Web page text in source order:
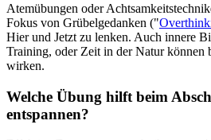
Atemübungen oder
Fokus von Grübelgedanken ("
Hier und Jetzt zu lenken. Auch innere
Training, oder Zeit in der Natur können
wirken.
Welche Übung hilft beim
entspannen?